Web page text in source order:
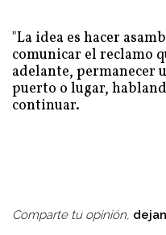
"La idea es hacer
comunicar el reclamo
adelante, permanecer
puerto o lugar,
continuar.
Comparte tu opinión,